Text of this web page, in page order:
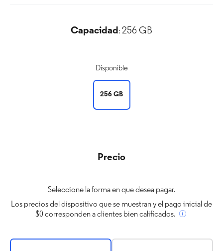
Capacidad: 256 GB
Disponible
256 GB
Precio
Seleccione la forma en que desea pagar.
Los precios del dispositivo que se muestran y el pago inicial de
$0 corresponden a clientes bien calificados.